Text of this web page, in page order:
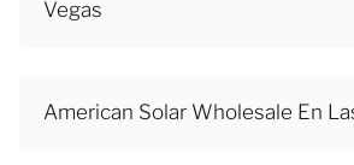
Vegas
American Solar Wholesale En